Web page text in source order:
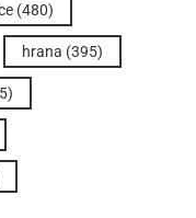
(480)
hrana (395)